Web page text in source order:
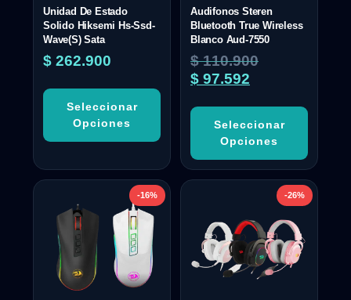
Unidad De Estado
Solido Hiksemi Hs-Ssd-
Wave(S) Sata
$ 262.900
Seleccionar
Opciones
Audifonos Steren
Bluetooth True Wireless
Blanco Aud-7550
$110.900
$ 97.592
Seleccionar
Opciones
-16% -26%